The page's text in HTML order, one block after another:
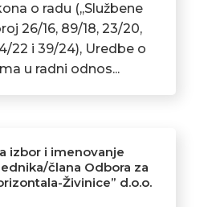
o radu (,,Službene
26/16, 89/18, 23/20,
22 i 39/24), Uredbe o
u radni odnos...
izbor i imenovanje
člana Odbora za
Živinice” d.o.o.